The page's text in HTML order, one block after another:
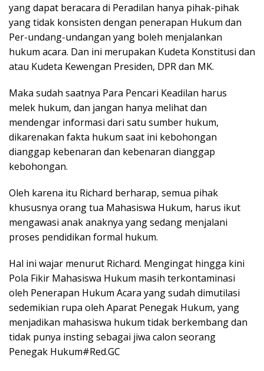
yang dapat beracara di Peradilan hanya pihak-pihak
yang tidak konsisten dengan penerapan Hukum dan
Per-undang-undangan yang boleh menjalankan
hukum acara. Dan ini merupakan Kudeta Konstitusi dan
atau Kudeta Kewengan Presiden, DPR dan MK.
Maka sudah saatnya Para Pencari Keadilan harus
melek hukum, dan jangan hanya melihat dan
mendengar informasi dari satu sumber hukum,
dikarenakan fakta hukum saat ini kebohongan
dianggap kebenaran dan kebenaran dianggap
kebohongan.
Oleh karena itu Richard berharap, semua pihak
khususnya orang tua Mahasiswa Hukum, harus ikut
mengawasi anak anaknya yang sedang menjalani
proses pendidikan formal hukum.
Hal ini wajar menurut Richard. Mengingat hingga kini
Pola Fikir Mahasiswa Hukum masih terkontaminasi
oleh Penerapan Hukum Acara yang sudah dimutilasi
sedemikian rupa oleh Aparat Penegak Hukum, yang
menjadikan mahasiswa hukum tidak berkembang dan
tidak punya insting sebagai jiwa calon seorang
Penegak Hukum#Red.GC